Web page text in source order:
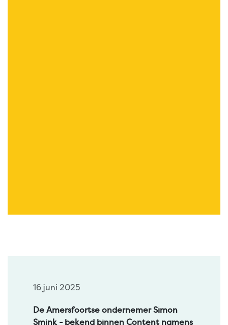
16 juni 2025
De Amersfoortse ondernemer Simon
Smink - bekend binnen Content namens